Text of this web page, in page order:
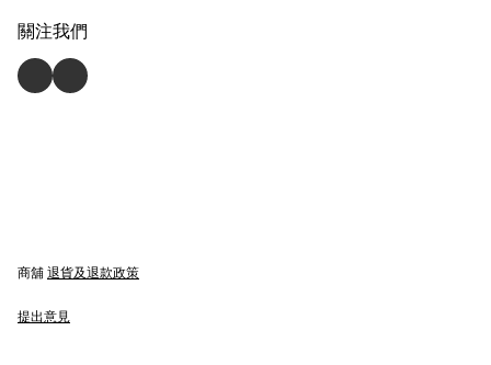
關注我們
商舖 退貨及退款政策
提出意見